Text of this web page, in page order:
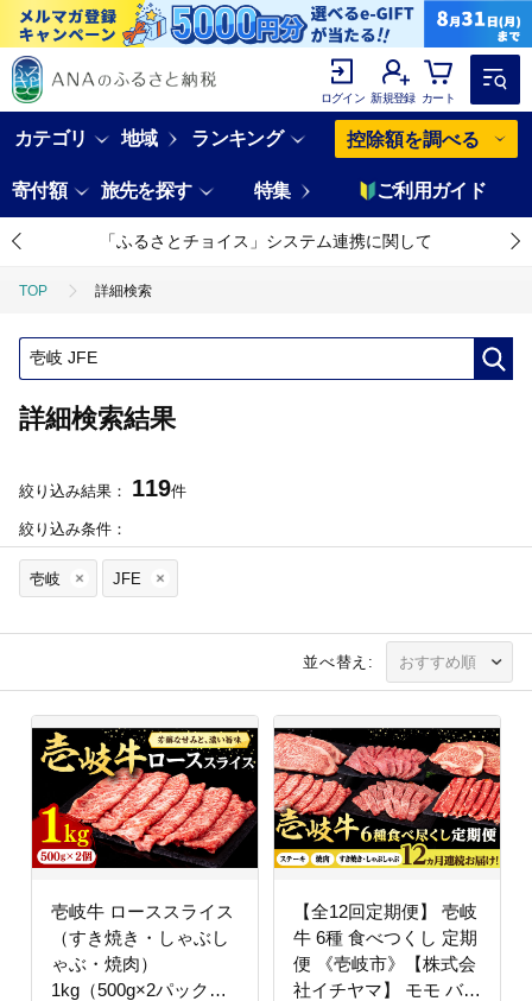
ログイン 新規登録 カート
カテゴリ 地域 ランキング 控除額を調べる
寄付額 旅先を探す 特集 ご利用ガイド
「ふるさとチョイス」システム連携に関して
TOP 詳細検索
詳細検索結果
絞り込み結果： 119件
絞り込み条件：
壱岐 JFE
並べ替え:
壱岐牛 ローススライス
（すき焼き・しゃぶし
ゃぶ・焼肉）
1kg（500g×2パック）
【全12回定期便】 壱岐
牛 6種 食べつくし 定期
便 《壱岐市》【株式会
社イチヤマ】 モモ バラ